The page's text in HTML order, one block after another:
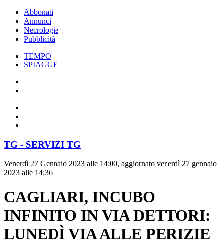
Abbonati
Annunci
Necrologie
Pubblicità
TEMPO
SPIAGGE
TG - SERVIZI TG
Venerdì 27 Gennaio 2023 alle 14:00, aggiornato venerdì 27 gennaio
2023 alle 14:36
CAGLIARI, INCUBO
INFINITO IN VIA DETTORI:
LUNEDÌ VIA ALLE PERIZIE